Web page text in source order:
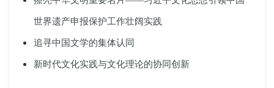
世界遗产申报保护工作壮阔实践
追寻中国文学的集体认同
新时代文化实践与文化理论的协同创新